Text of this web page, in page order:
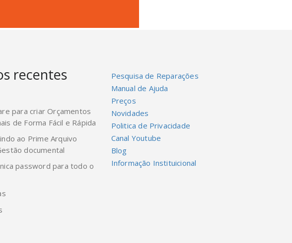
recentes
para criar Orçamentos
de Forma Fácil e Rápida
ao Prime Arquivo
documental
password para todo o
Pesquisa de Reparações
Manual de Ajuda
Preços
Novidades
Politica de Privacidade
Canal Youtube
Blog
Informação Instituicional